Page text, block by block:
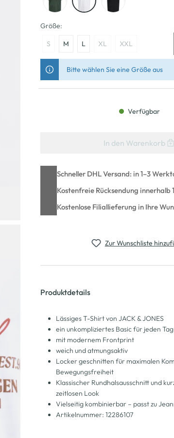
Größe:
S M L XL XXL
Bitte wählen Sie eine Größe aus
Verfügbar
In den Warenkorb
Schneller DHL Versand: in 1–3
Kostenfreie Rücksendung innerhalb
Kostenlose Filiallieferung in Ihre
Zur Wunschliste
Produktdetails
Lässiges T-Shirt von JACK & JONES
ein unkompliziertes Basic für jeden Tag
mit modernem Frontprint
weich und atmungsaktiv
Locker geschnitten für maximalen
Bewegungsfreiheit
Klassischer Rundhalsausschnitt und
zeitlosen Look
Vielseitig kombinierbar – passt zu
Artikelnummer: 12286107